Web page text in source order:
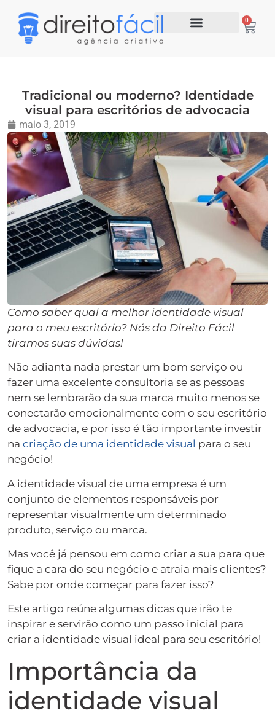
0
Tradicional ou moderno? Identidade
visual para escritórios de advocacia
maio 3, 2019
Como saber qual a melhor identidade visual
para o meu escritório? Nós da Direito Fácil
tiramos suas dúvidas!
Não adianta nada prestar um bom serviço ou
fazer uma excelente consultoria se as pessoas
nem se lembrarão da sua marca muito menos se
conectarão emocionalmente com o seu escritório
de advocacia, e por isso é tão importante investir
na criação de uma identidade visual para o seu
negócio!
A identidade visual de uma empresa é um
conjunto de elementos responsáveis por
representar visualmente um determinado
produto, serviço ou marca.
Mas você já pensou em como criar a sua para que
fique a cara do seu negócio e atraia mais clientes?
Sabe por onde começar para fazer isso?
Este artigo reúne algumas dicas que irão te
inspirar e servirão como um passo inicial para
criar a identidade visual ideal para seu escritório!
Importância da
identidade visual